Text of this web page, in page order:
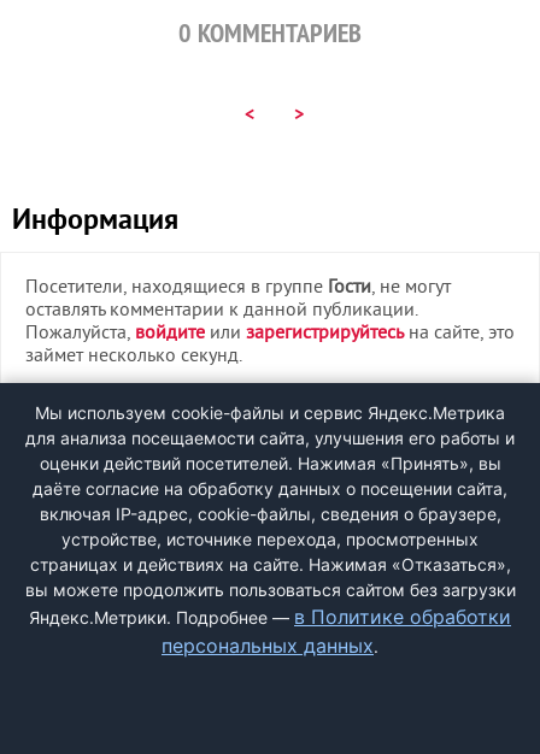
0 КОММЕНТАРИЕВ
< >
Информация
Посетители, находящиеся в группе Гости, не могут
оставлять комментарии к данной публикации.
Пожалуйста, войдите или зарегистрируйтесьна сайте, это
займет несколько секунд.
ВХОД
РЕГИСТРАЦИЯ
Быстрая регистрациячерез соцсети:
Мы используем cookie-файлы и сервис Яндекс.Метрика
для анализа посещаемости сайта, улучшения его работы и
оценки действий посетителей. Нажимая «Принять», вы
даёте согласие на обработку данных о посещении сайта,
включая IP-адрес, cookie-файлы, сведения о браузере,
устройстве, источнике перехода, просмотренных
страницах и действиях на сайте. Нажимая «Отказаться»,
вы можете продолжить пользоваться сайтом без загрузки
Яндекс.Метрики. Подробнее — в Политике обработки
персональных данных.